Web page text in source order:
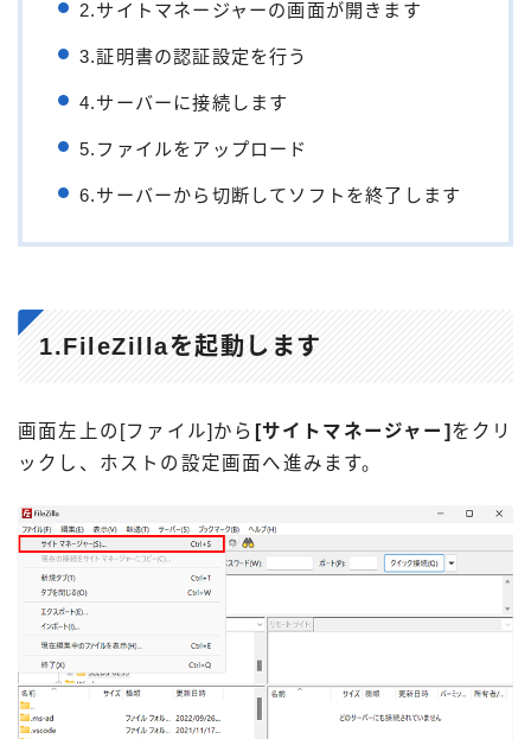
2.サイトマネージャーの画面が開きます
3.証明書の認証設定を行う
4.サーバーに接続します
5.ファイルをアップロード
6.サーバーから切断してソフトを終了します
1.FileZillaを起動します
画面左上の[ファイル]から [サイトマネージャー] をクリ
ックし、ホストの設定画面へ進みます。